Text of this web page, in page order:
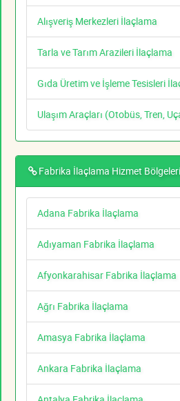
Alışveriş Merkezleri İlaçlama
Tarla ve Tarım Arazileri İlaçlama
Gıda Üretim ve İşleme Tesisleri
Ulaşım Araçları (Otobüs, Tren,
Fabrika İlaçlama Hizmet Bölgeleri
Adana Fabrika İlaçlama
Adıyaman Fabrika İlaçlama
Afyonkarahisar Fabrika İlaçlama
Ağrı Fabrika İlaçlama
Amasya Fabrika İlaçlama
Ankara Fabrika İlaçlama